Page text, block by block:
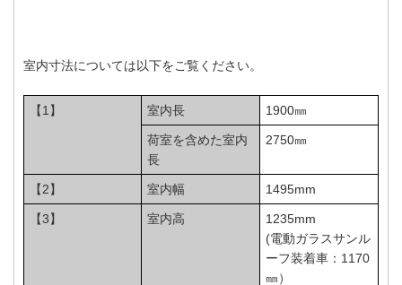
室内寸法については以下をご覧ください。
【1】 室内長 1900㎜
荷室を含めた室内
長
2750㎜
【2】 室内幅 1495mm
【3】 室内高
1235mm
(電動ガラスサンル
ーフ装着車：1170
㎜）